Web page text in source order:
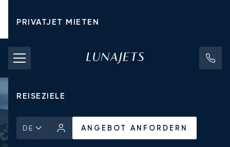
PRIVATJET MIETEN
CHARTERPREISE
PRIVATJETS
REISEZIELE
DE ANGEBOT ANFORDERN